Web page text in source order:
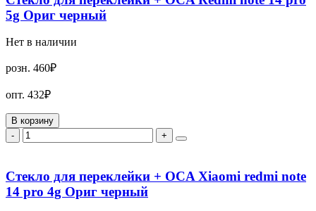
5g Ориг черный
Нет в наличии
розн. 460₽
опт. 432₽
В корзину
-
+
Стекло для переклейки + OCA Xiaomi redmi note
14 pro 4g Ориг черный